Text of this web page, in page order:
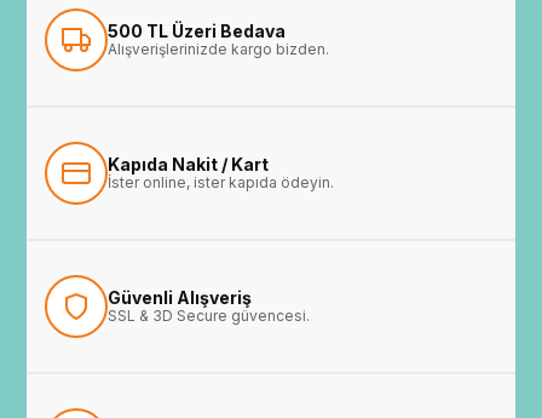
500 TL Üzeri Bedava
Alışverişlerinizde kargo bizden.
Kapıda Nakit / Kart
İster online, ister kapıda ödeyin.
Güvenli Alışveriş
SSL & 3D Secure güvencesi.